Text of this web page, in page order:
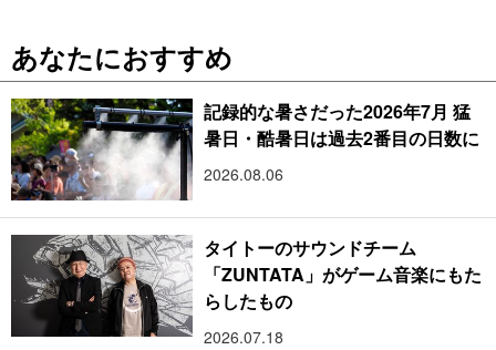
あなたにおすすめ
記録的な暑さだった2026年7月 猛
暑日・酷暑日は過去2番目の日数に
2026.08.06
タイトーのサウンドチーム
「ZUNTATA」がゲーム音楽にもた
らしたもの
2026.07.18